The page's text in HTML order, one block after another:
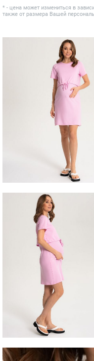
* - цена может измениться в
также от размера Вашей